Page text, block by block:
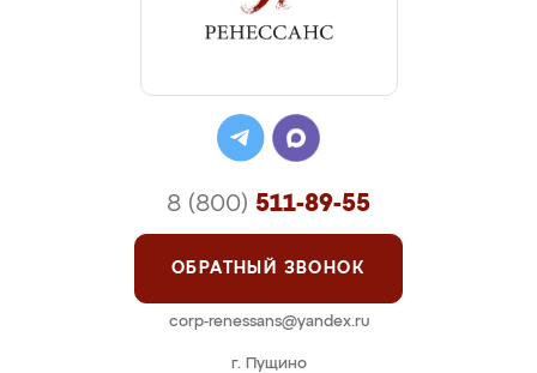
г. Пущино
8 (800) 511-89-55
ОБРАТНЫЙ ЗВОНОК
corp-renessans@yandex.ru